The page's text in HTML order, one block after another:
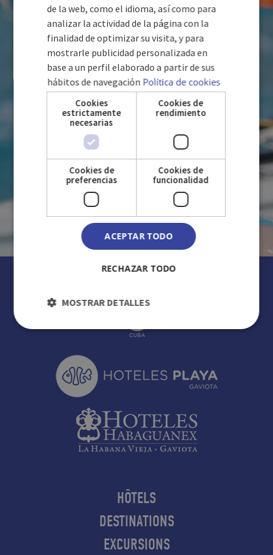
AVEC VOUS
NOS MARQUES
HÔTELS
DESTINATIONS
EXCURSIONS
GERMAN
de la web, como el idioma, así como para
analizar la actividad de la página con la
finalidad de optimizar su visita, y para
mostrarle publicidad personalizada en
base a un perfil elaborado a partir de sus
hábitos de navegación Política de cookies
Cookies
estrictamente
necesarias
Cookies de
rendimiento
Cookies de
preferencias
Cookies de
funcionalidad
ACEPTAR TODO
RECHAZAR TODO
MOSTRAR DETALLES